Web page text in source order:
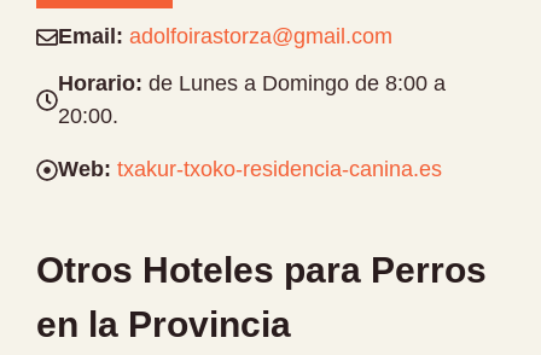
Email: adolfoirastorza@gmail.com
Horario: de Lunes a Domingo de 8:00 a
20:00.
Web: txakur-txoko-residencia-canina.es
Otros Hoteles para Perros
en la Provincia